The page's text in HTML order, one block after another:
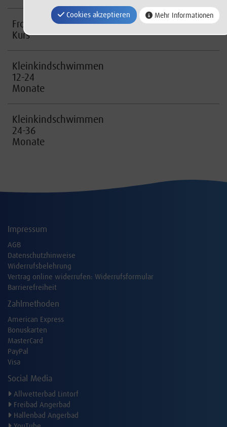
Frosch-
Kurs
Kleinkindschwimmen
12-24
Monate
Kleinkindschwimmen
24-36
Monate
Impressum
AGB
Datenschutzhinweise
Widerrufsbelehrung
Vertrag online widerrufen: Widerrufsformular
Barrierefreiheit
Zahlmethoden
American Express
Bonuskarten
MasterCard
PayPal
Visa
Social Media
Allwetterbad Lintorf
Freibad Angerbad
Hallenbad Angerbad
Cookies akzeptieren Mehr Informationen